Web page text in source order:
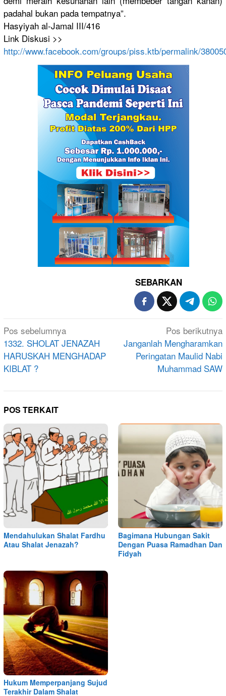
padahal bukan pada tempatnya”.
Hasyiyah al-Jamal III/416
Link Diskusi >>
http://www.facebook.com/groups/piss.ktb/permalink/
SEBARKAN
Navigasi
pos
Pos sebelumnya
1332. SHOLAT JENAZAH
HARUSKAH MENGHADAP
KIBLAT ?
Pos berikutnya
Janganlah Mengharamkan
Peringatan Maulid Nabi
Muhammad SAW
POS TERKAIT
Mendahulukan Shalat Fardhu
Atau Shalat Jenazah?
Bagimana Hubungan Sakit
Dengan Puasa Ramadhan Dan
Fidyah
Hukum Memperpanjang Sujud
Terakhir Dalam Shalat